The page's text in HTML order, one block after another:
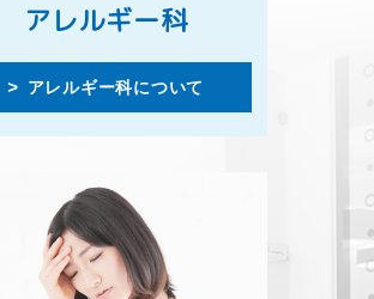
アレルギー科
アレルギー科について